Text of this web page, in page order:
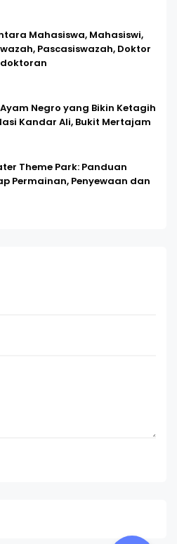
Mahasiswa, Mahasiswi,
Pascasiswazah, Doktor
Negro yang Bikin Ketagih
Kandar Ali, Bukit Mertajam
Theme Park: Panduan
Permainan, Penyewaan dan